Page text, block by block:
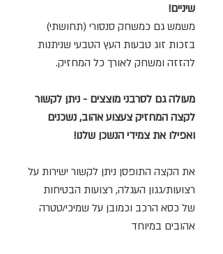
שיניים!
משמש גם כמשחק סנסורי (תחושתי)
בזכות זוג טבעות העץ הטבעי שניתנות
להזזה ומשחק לאורך כל המחזיק.
מעולה גם לסרבני מוצצים - ניתן לקשור
לקצה המחזיק צעצוע אהוב, נשכנים
ואפילו את צמידי הנשכן שלנו!
את הקצה התופסן ניתן לקשור ישירות על
רצועות/גגון העגלה, רצועות הבטיחות
של כסא הרכב וכמובן על שמיכי/טטרה
אהובים במיוחד